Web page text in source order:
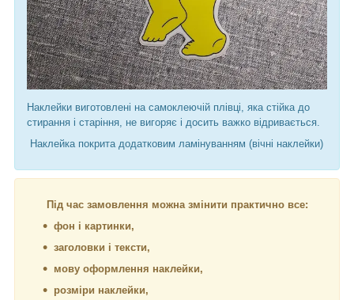
Наклейки виготовлені на самоклеючій плівці, яка стійка до
стирання і старіння, не вигоряє і досить важко відривається.
Наклейка покрита додатковим ламінуванням (вічні наклейки)
Під час замовлення можна змінити практично все:
фон і картинки,
заголовки і тексти,
мову оформлення наклейки,
розміри наклейки,